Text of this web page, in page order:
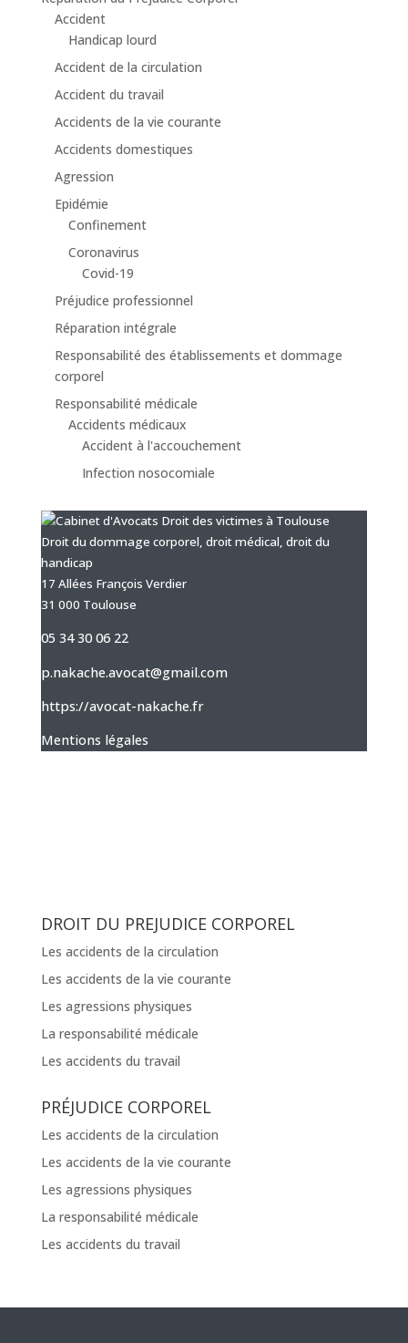
Accident
Handicap lourd
Accident de la circulation
Accident du travail
Accidents de la vie courante
Accidents domestiques
Agression
Epidémie
Confinement
Coronavirus
Covid-19
Préjudice professionnel
Réparation intégrale
Responsabilité des établissements et dommage
corporel
Responsabilité médicale
Accidents médicaux
Accident à l'accouchement
Infection nosocomiale
Droit du dommage corporel, droit médical, droit du
handicap
17 Allées François Verdier
31 000 Toulouse
05 34 30 06 22
p.nakache.avocat@gmail.com
https://avocat-nakache.fr
Mentions légales
DROIT DU PREJUDICE CORPOREL
Les accidents de la circulation
Les accidents de la vie courante
Les agressions physiques
La responsabilité médicale
Les accidents du travail
PRÉJUDICE CORPOREL
Les accidents de la circulation
Les accidents de la vie courante
Les agressions physiques
La responsabilité médicale
Les accidents du travail